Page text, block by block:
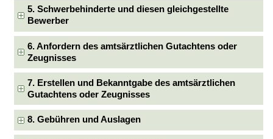
5. Schwerbehinderte und diesen gleichgestellte
Bewerber
6. Anfordern des amtsärztlichen Gutachtens oder
Zeugnisses
7. Erstellen und Bekanntgabe des amtsärztlichen
Gutachtens oder Zeugnisses
8. Gebühren und Auslagen